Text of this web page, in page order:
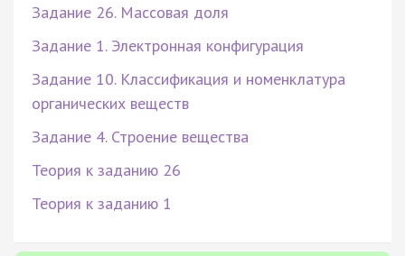
Задание 26. Массовая доля
Задание 1. Электронная конфигурация
Задание 10. Классификация и номенклатура
органических веществ
Задание 4. Строение вещества
Теория к заданию 26
Теория к заданию 1